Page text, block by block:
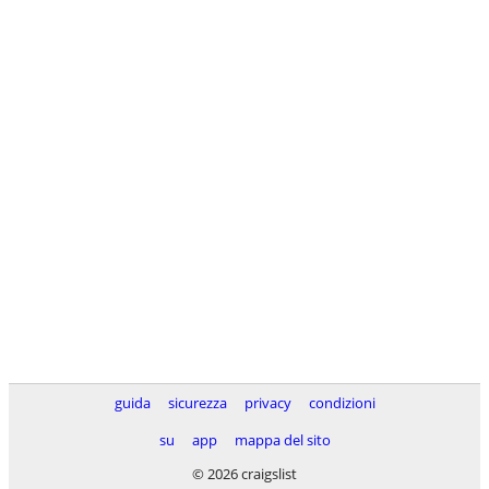
guida sicurezza privacy
condizioni
su
app
mappa del sito
© 2026 craigslist